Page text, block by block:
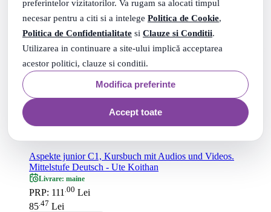
preferintelor vizitatorilor. Va rugam sa alocati timpul
necesar pentru a citi si a intelege Politica de Cookie,
Politica de Confidentialitate si Clauze si Conditii.
Utilizarea in continuare a site-ului implică acceptarea
acestor politici, clauze si conditii.
Modifica preferinte
Accept toate
Aspekte junior C1, Kursbuch mit Audios und Videos.
Mittelstufe Deutsch - Ute Koithan
Ultimul produs in stoc
PRP: 111 00 Lei
85 47 Lei